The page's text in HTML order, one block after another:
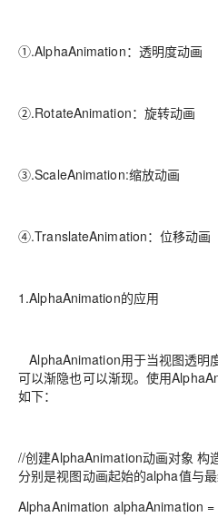
①.AlphaAnimation：透明度动画
②.RotateAnimation：旋转动画
③.ScaleAnimation:缩放动画
④.TranslateAnimation：位移动画
1.AlphaAnimation的应用
AlphaAnimation用于当视图透明
可以渐隐也可以渐现。使用
如下：
//创建AlphaAnimation动画对象 构
分别是视图动画起始的alpha值与
AlphaAnimation alphaAnimation